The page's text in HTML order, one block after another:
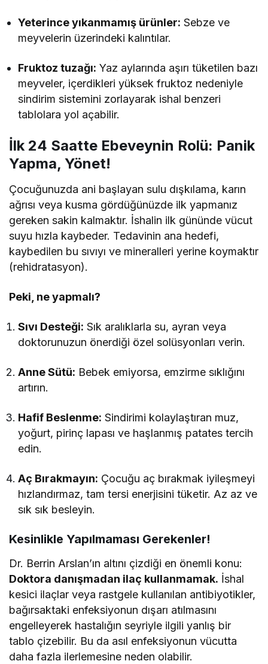
Yeterince yıkanmamış ürünler: Sebze ve
meyvelerin üzerindeki kalıntılar.
Fruktoz tuzağı: Yaz aylarında aşırı tüketilen bazı
meyveler, içerdikleri yüksek fruktoz nedeniyle
sindirim sistemini zorlayarak ishal benzeri
tablolara yol açabilir.
İlk 24 Saatte Ebeveynin Rolü: Panik
Yapma, Yönet!
Çocuğunuzda ani başlayan sulu dışkılama, karın
ağrısı veya kusma gördüğünüzde ilk yapmanız
gereken sakin kalmaktır. İshalin ilk gününde vücut
suyu hızla kaybeder. Tedavinin ana hedefi,
kaybedilen bu sıvıyı ve mineralleri yerine koymaktır
(rehidratasyon).
Peki, ne yapmalı?
Sıvı Desteği: Sık aralıklarla su, ayran veya
doktorunuzun önerdiği özel solüsyonları verin.
Anne Sütü: Bebek emiyorsa, emzirme sıklığını
artırın.
Hafif Beslenme: Sindirimi kolaylaştıran muz,
yoğurt, pirinç lapası ve haşlanmış patates tercih
edin.
Aç Bırakmayın: Çocuğu aç bırakmak iyileşmeyi
hızlandırmaz, tam tersi enerjisini tüketir. Az az ve
sık sık besleyin.
Kesinlikle Yapılmaması Gerekenler!
Dr. Berrin Arslan’ın altını çizdiği en önemli konu:
Doktora danışmadan ilaç kullanmamak. İshal
kesici ilaçlar veya rastgele kullanılan antibiyotikler,
bağırsaktaki enfeksiyonun dışarı atılmasını
engelleyerek hastalığın seyriyle ilgili yanlış bir
tablo çizebilir. Bu da asıl enfeksiyonun vücutta
daha fazla ilerlemesine neden olabilir.